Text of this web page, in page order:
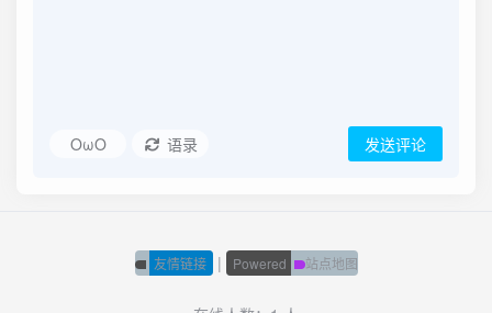
OωO 语录 发送评论
友情链接 | Powered 站点地图